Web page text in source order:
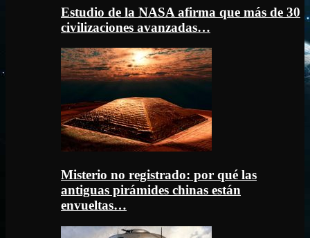
Estudio de la NASA afirma que más de 30
civilizaciones avanzadas…
Misterio no registrado: por qué las
antiguas pirámides chinas están
envueltas…